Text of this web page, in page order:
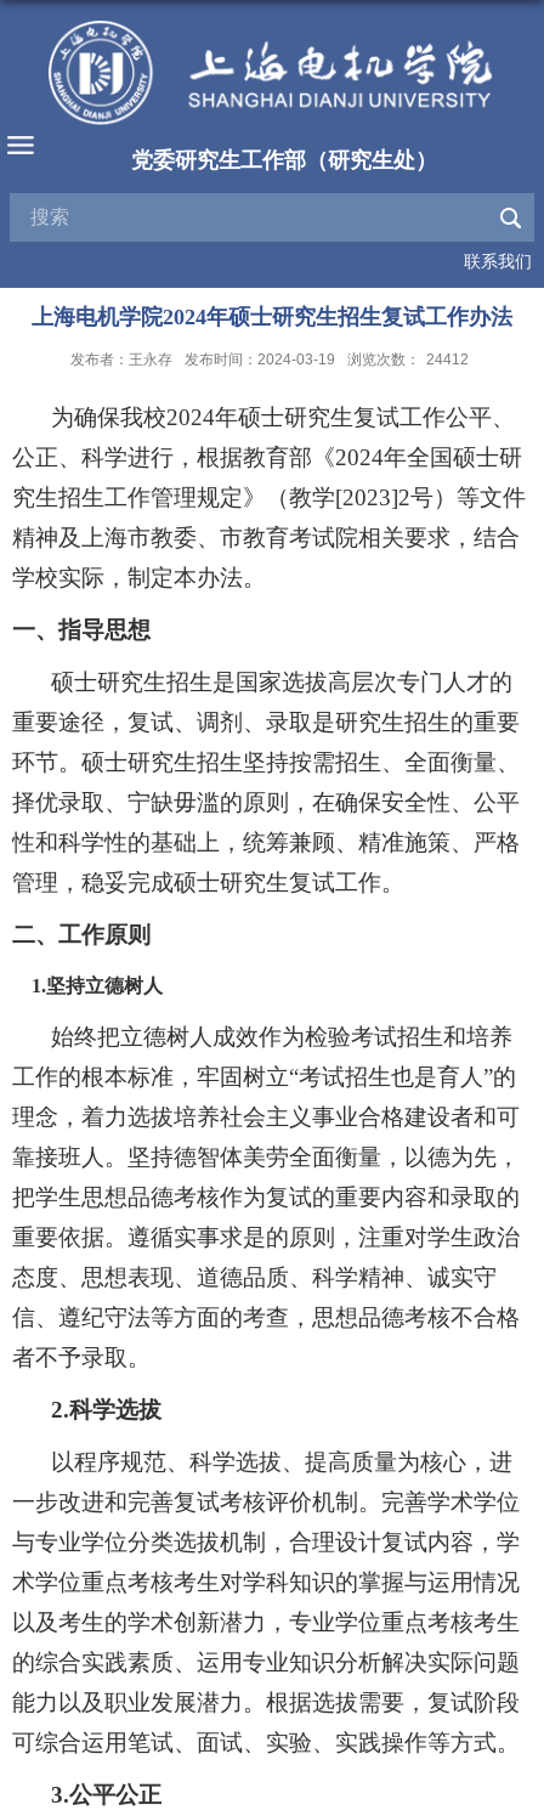
党委研究生工作部（研究生处）
联系我们
上海电机学院2024年硕士研究生招生复试工作办法
发布者：王永存 发布时间：2024-03-19 浏览次数： 24412
为确保我校2024年硕士研究生复试工作公平、
公正、科学进行，根据教育部《2024年全国硕士研
究生招生工作管理规定》（教学[2023]2号）等文件
精神及上海市教委、 市教育考试院相关要求，结合
学校实际，制定本办法。
一、指导思想
硕士研究生招生是国家选拔高层次专门人才的
重要途径，复试、调剂、录取是研究生招生的重要
环节。硕士研究生招生坚持按需招生、全面衡量、
择优录取、宁缺毋滥的原则，在确保安全性、公平
性和科学性的基础上，统筹兼顾、精准施策、严格
管理，稳妥完成硕士研究生复试工作。
二、工作原则
1.坚持立德树人
始终把立德树人成效作为检验考试招生和培养
工作的根本标准，牢固树立“考试招生也是育人”的
理念，着力选拔培养社会主义事业合格建设者和可
靠接班人。坚持德智体美劳全面衡量，以德为先，
把学生思想品德考核作为复试的重要内容和录取的
重要依据。遵循实事求是的原则，注重对学生政治
态度、思想表现、道德品质、科学精神、诚实守
信、遵纪守法等方面的考查，思想品德考核不合格
者不予录取。
2.科学选拔
以程序规范、科学选拔、提高质量为核心，进
一步改进和完善复试考核评价机制。完善学术学位
与专业学位分类选拔机制，合理设计复试内容，学
术学位重点考核考生对学科知识的掌握与运用情况
以及考生的学术创新潜力，专业学位重点考核考生
的综合实践素质、运用专业知识分析解决实际问题
能力以及职业发展潜力。根据选拔需要，复试阶段
可综合运用笔试、面试、实验、实践操作等方式。
3.公平公正